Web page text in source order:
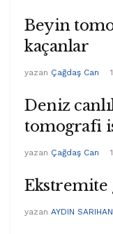
Beyin
kaçanlar
yazan Çağdaş Can
Deniz
tomografi
yazan Çağdaş Can
Ekstremite
yazan AYDIN SARIHAN